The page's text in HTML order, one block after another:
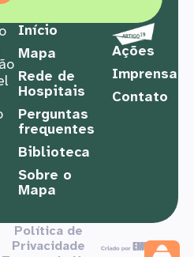
Início
Mapa
Rede de
Hospitais
Perguntas
frequentes
Biblioteca
Sobre o
Mapa
Ações
Imprensa
Contato
Política de
Privacidade